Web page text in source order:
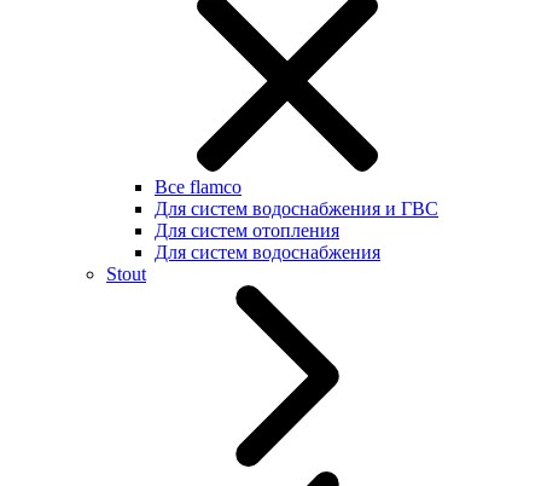
Все flamco
Для систем водоснабжения и ГВС
Для систем отопления
Для систем водоснабжения
Stout